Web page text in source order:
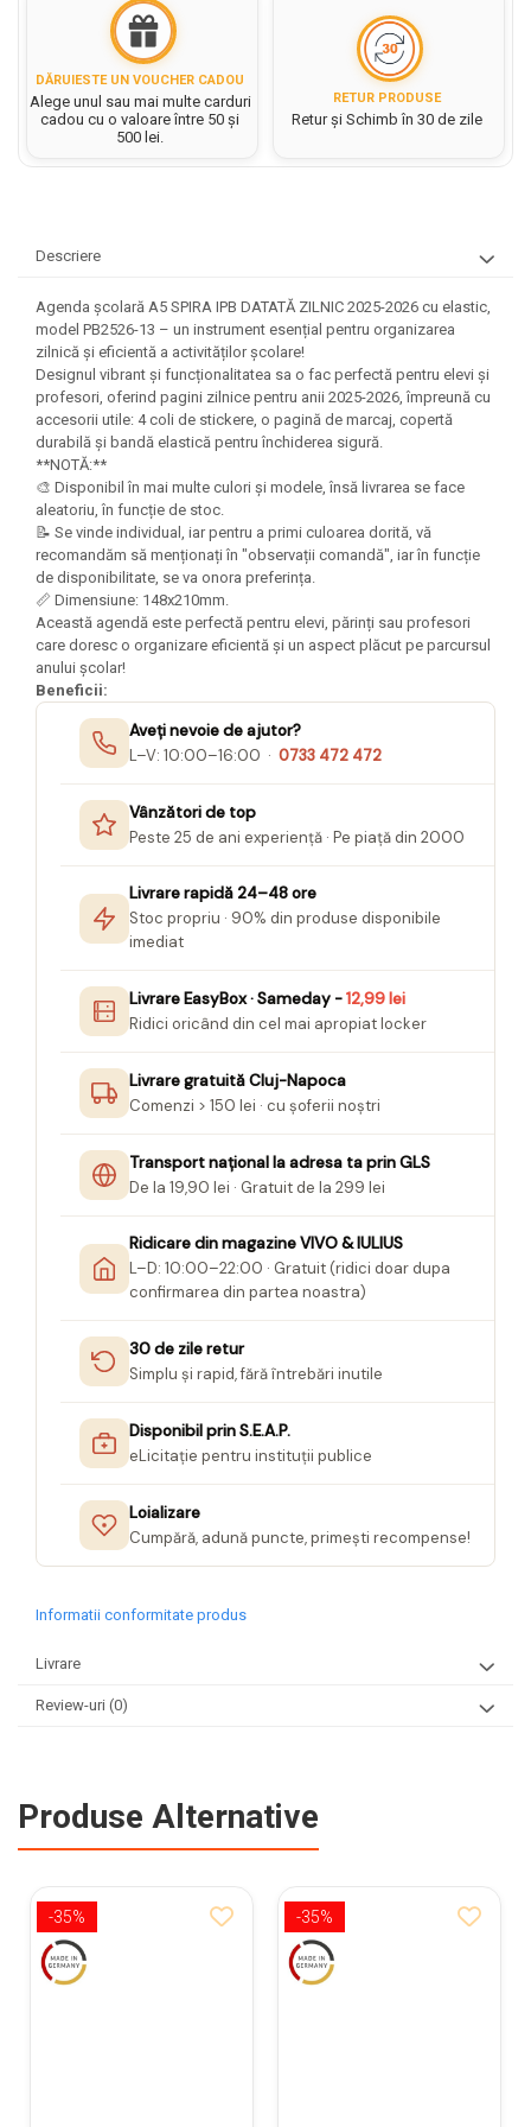
Rigle, echere si raportor
Sticle, caserole, pusculite,
suporturi copii
Etichete scolare
Seturi scolare
Radiera
Socotitoare, Betisoare
Carti de Colorat pentru copii
Carti Educative
Carnetele notite copii
Jurnale cu cheita, lacat,
magnet
Pasta modelatoare
Harti de perete
Creta scolara
Glob Pamantesc Scolar
Materiale Didactice
Instrumente geometrie pentru
tabla scolara
Tablite de desenat magnetice
Articole papetarie pentru copii
Banda adeziva
Compas scolar
Pixuri cu radiera
Seturi Creative pentru Copii
Stampile Copii
Abtibilduri, Stickere Christmas
Articole de Papetarie Craciun
Baloane de Craciun si An Nou
Banda autoadeziva/ Stickere
Casute Craciun
Coronite/ Inele polistiren
Costume/ Costumatii Craciun si
accesorii
Cutii, Sacose, Pungi, Ambalaje
Christmas
Decoratiuni Craciun
Diverse Articole de Craciun
Felicitari Craciun
Figurine, Ornamente Pasla /Lemn/
Moos
Fundite, Panglici , Benzi Craciun
Globuri din plastic
Hartie Ambalaj Christmas
idei de Cadouri Craciun
Jucarii Craciun
Lumanari tort, Confetti
Muschi decor
Perforatoare/ Sabloane cu forme de
Sclipici/ Lipici cu sclipici/ Paiete
Servetele/ Farfurii/ Pahare/ Paie
Craciun
Seturi creative Christmas
Umbrele
Rezerve caiet mecanic
Sacose hartie si textil
Set hartie Colorata mix
Masini si Echipamente
Instrumente, Echipamente, Accesorii
Perforatoare Forme Decorative
Bijuterii
Margele Fuzibile
Perle
Snur, sarma, elastic, fir
Decoratiuni
Animale/ Insecte
Decoratiuni din Lemn
Decoratiuni din polistiren
Decoratiuni Diverse
Decoratiuni Fetru
Decoratiuni Moosgummi
Decoratiuni Papier Mache
Nasturi
Idei Creative
DĂRUIESTE UN VOUCHER CADOU
Alege unul sau mai multe carduri
cadou cu o valoare între 50 și
500 lei.
RETUR PRODUSE
Retur și Schimb în 30 de zile
Descriere
Agenda școlară A5 SPIRA IPB DATATĂ ZILNIC 2025-2026 cu elastic,
model PB2526-13 – un instrument esențial pentru organizarea
zilnică și eficientă a activităților școlare!
Designul vibrant și funcționalitatea sa o fac perfectă pentru elevi și
profesori, oferind pagini zilnice pentru anii 2025-2026, împreună cu
accesorii utile: 4 coli de stickere, o pagină de marcaj, copertă
durabilă și bandă elastică pentru închiderea sigură.
**NOTĂ:**
🎨 Disponibil în mai multe culori și modele, însă livrarea se face
aleatoriu, în funcție de stoc.
📝 Se vinde individual, iar pentru a primi culoarea dorită, vă
recomandăm să menționați în "observații comandă", iar în funcție
de disponibilitate, se va onora preferința.
📏 Dimensiune: 148x210mm.
Această agendă este perfectă pentru elevi, părinți sau profesori
care doresc o organizare eficientă și un aspect plăcut pe parcursul
anului școlar!
Beneficii:
Aveți nevoie de ajutor?
L–V: 10:00–16:00 · 0733 472 472
Vânzători de top
Peste 25 de ani experiență · Pe piață din 2000
Livrare rapidă 24–48 ore
Stoc propriu · 90% din produse disponibile
imediat
Livrare EasyBox · Sameday -12,99 lei
Ridici oricând din cel mai apropiat locker
Livrare gratuită Cluj-Napoca
Comenzi > 150 lei · cu șoferii noștri
Transport național la adresa ta prin GLS
De la 19,90 lei · Gratuit de la 299 lei
Ridicare din magazine VIVO & IULIUS
L–D: 10:00–22:00 · Gratuit (ridici doar dupa
confirmarea din partea noastra)
30 de zile retur
Simplu și rapid, fără întrebări inutile
Disponibil prin S.E.A.P.
eLicitație pentru instituții publice
Loializare
Cumpără, adună puncte, primești recompense!
Informatii conformitate produs
Livrare
Review-uri (0)
Produse Alternative
-35% -35%